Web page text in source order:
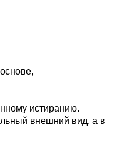
истиранию.
внешний вид, а в